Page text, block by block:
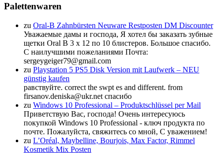
Palettenwaren
zu Oral-B Zahnbürsten Neuware Restposten DM Discounter
Уважаемые дамы и господа, Я хотел бы заказать зубные
щетки Oral B 3 x 12 по 10 блистеров. Большое спасибо.
С наилучшими пожеланиями Почта:
sergeygeiger79@gmail.com
zu Playstation 5 PS5 Disk Version mit Laufwerk – NEU
günstig kaufen
равствуйте. correct the swpt es and different. from
firsanov.deniska@ukr.net спасибо
zu Windows 10 Professional – Produktschlüssel per Mail
Приветствую Вас, господа! Очень интересуюсь
покупкой Windows 10 Professional - ключ продукта по
почте. Пожалуйста, свяжитесь со мной, С уважением!
zu L’Oréal, Maybelline, Bourjois, Max Factor, Rimmel
Kosmetik Mix Posten